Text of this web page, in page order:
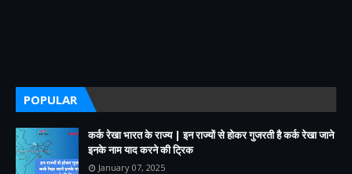
POPULAR
कर्क रेखा भारत के राज्य | इन राज्यों से होकर गुजरती है कर्क रेखा जाने
इनके नाम याद करने की ट्रिक
January 07, 2025